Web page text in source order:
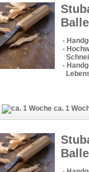
-
-
-
ca. 1